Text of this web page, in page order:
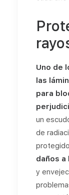
Uno de
las
para
un
de
daños a
y